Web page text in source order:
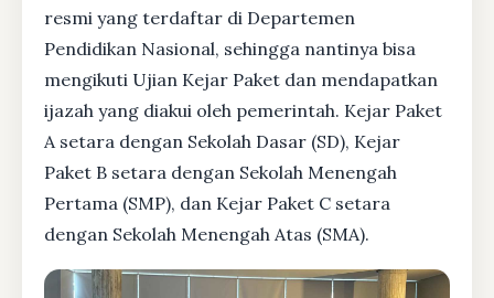
resmi yang terdaftar di Departemen
Pendidikan Nasional, sehingga nantinya bisa
mengikuti Ujian Kejar Paket dan mendapatkan
ijazah yang diakui oleh pemerintah. Kejar Paket
A setara dengan Sekolah Dasar (SD), Kejar
Paket B setara dengan Sekolah Menengah
Pertama (SMP), dan Kejar Paket C setara
dengan Sekolah Menengah Atas (SMA).